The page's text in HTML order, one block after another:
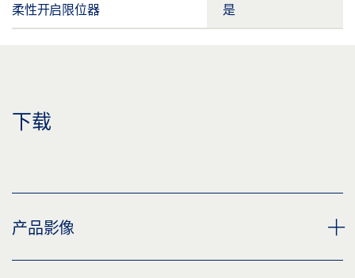
柔性开启限位器 是
下载
产品影像